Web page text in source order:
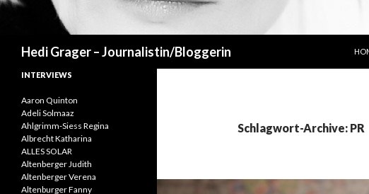
Hedi Grager – Journalistin/Bloggerin
Schlagwort-Archive: PR
INTERVIEWS
Aaron Quinton
Adeli Solmaaz
Ahlgrimm-Siess Regina
Albrecht Katharina
ALLES SOLAR
Altenberger Judith
Altenberger Verena
Altenburger Fanny